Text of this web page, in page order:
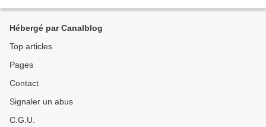
Hébergé par Canalblog
Top articles
Pages
Contact
Signaler un abus
C.G.U.